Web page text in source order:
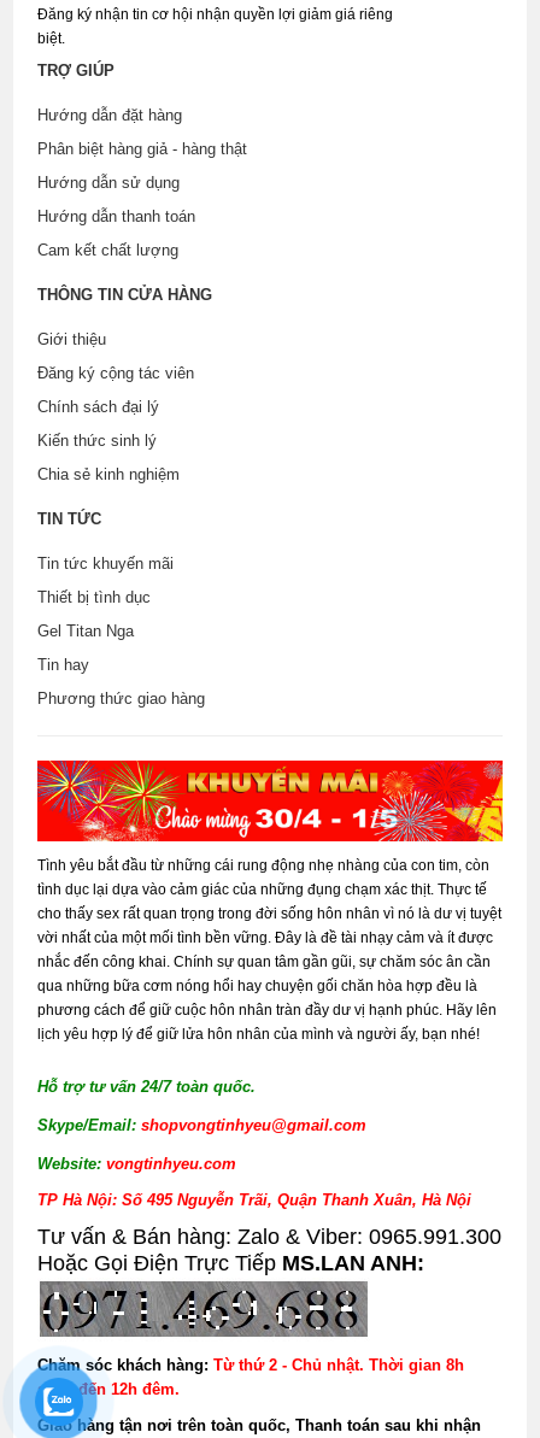
Đăng ký nhận tin cơ hội nhận quyền lợi giảm giá riêng
biệt.
TRỢ GIÚP
Hướng dẫn đặt hàng
Phân biệt hàng giả - hàng thật
Hướng dẫn sử dụng
Hướng dẫn thanh toán
Cam kết chất lượng
THÔNG TIN CỬA HÀNG
Giới thiệu
Đăng ký cộng tác viên
Chính sách đại lý
Kiến thức sinh lý
Chia sẻ kinh nghiệm
TIN TỨC
Tin tức khuyến mãi
Thiết bị tình dục
Gel Titan Nga
Tin hay
Phương thức giao hàng
Tình yêu bắt đầu từ những cái rung động nhẹ nhàng của con tim, còn
tình dục lại dựa vào cảm giác của những đụng chạm xác thịt. Thực tế
cho thấy sex rất quan trọng trong đời sống hôn nhân vì nó là dư vị tuyệt
vời nhất của một mối tình bền vững. Đây là đề tài nhạy cảm và ít được
nhắc đến công khai. Chính sự quan tâm gần gũi, sự chăm sóc ân cần
qua những bữa cơm nóng hổi hay chuyện gối chăn hòa hợp đều là
phương cách để giữ cuộc hôn nhân tràn đầy dư vị hạnh phúc. Hãy lên
lịch yêu hợp lý để giữ lửa hôn nhân của mình và người ấy, bạn nhé!
Hỗ trợ tư vấn 24/7 toàn quốc.
Skype/Email:shopvongtinhyeu@gmail.com
Website: vongtinhyeu.com
TP Hà Nội: Số 495 Nguyễn Trãi, Quận Thanh Xuân, Hà Nội
Tư vấn & Bán hàng: Zalo & Viber: 0965.991.300
Hoặc Gọi Điện Trực Tiếp MS.LAN ANH:
Chăm sóc khách hàng: Từ thứ 2 - Chủ nhật. Thời gian 8h
sáng đến 12h đêm.
Giao hàng tận nơi trên toàn quốc, Thanh toán sau khi nhận